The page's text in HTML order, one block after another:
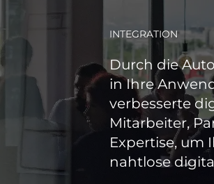
INTEGRATION
Durch die
in Ihre
verbesserte
Mitarbeiter,
Expertise, um
nahtlose